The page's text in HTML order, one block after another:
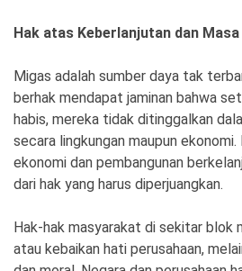
Hak atas Keberlanjutan dan Masa
Migas adalah sumber daya tak
berhak mendapat jaminan bahwa
habis, mereka tidak ditinggalkan
secara lingkungan maupun
ekonomi dan pembangunan
dari hak yang harus diperjuangkan.
Hak-hak masyarakat di sekitar blok
atau kebaikan hati perusahaan,